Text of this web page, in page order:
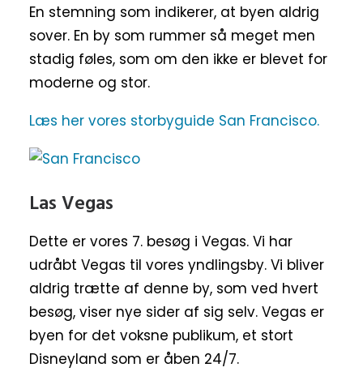
En stemning som indikerer, at byen aldrig
sover. En by som rummer så meget men
stadig føles, som om den ikke er blevet for
moderne og stor.
Læs her vores storbyguide San Francisco.
Las Vegas
Dette er vores 7. besøg i Vegas. Vi har
udråbt Vegas til vores yndlingsby. Vi bliver
aldrig trætte af denne by, som ved hvert
besøg, viser nye sider af sig selv. Vegas er
byen for det voksne publikum, et stort
Disneyland som er åben 24/7.